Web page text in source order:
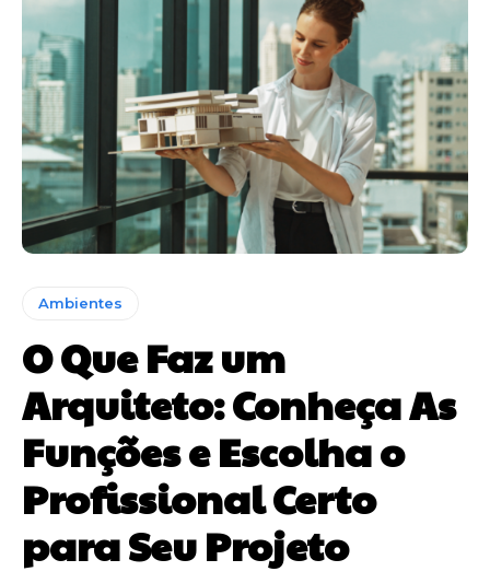
Ambientes
O Que Faz um
Arquiteto: Conheça As
Funções e Escolha o
Profissional Certo
para Seu Projeto